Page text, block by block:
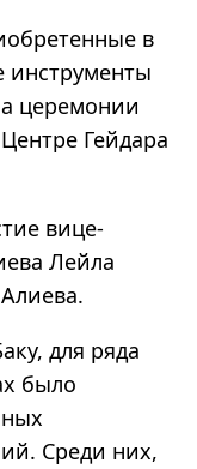
в
инструменты
церемонии
Гейдара
вице-
Лейла
для ряда
было
Среди них,